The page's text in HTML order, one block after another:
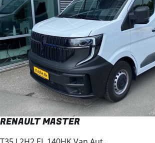
RENAULT MASTER